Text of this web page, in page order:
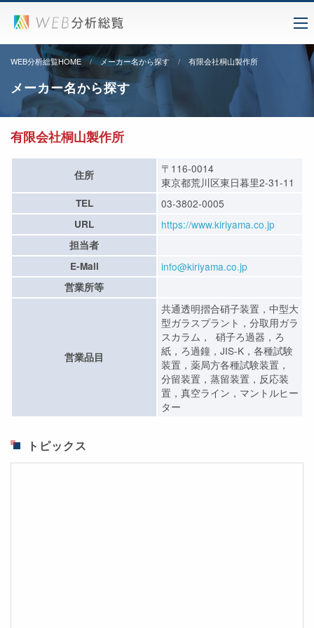
WEB分析総覧HOME メーカー名から探す 有限会社桐山製作所
メーカー名から探す
有限会社桐山製作所
住所
〒116-0014
東京都荒川区東日暮里2-31-11
TEL 03-3802-0005
URL https://www.kiriyama.co.jp
担当者
E-Mail
info@kiriyama.co.jp
営業所等
営業品目
共通透明摺合硝子装置，中型大
型ガラスプラント，分取用ガラ
スカラム， 硝子ろ過器，ろ
紙，ろ過鐘，JIS-K，各種試験
装置，薬局方各種試験装置，
分留装置，蒸留装置，反応装
置，真空ライン，マントルヒー
ター
トピックス